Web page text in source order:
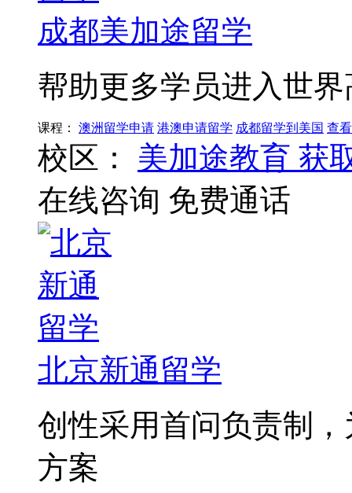
成都美加途留学
帮助更多学员进入世界
课程： 澳洲留学申请 港澳申请留学 成都留学到美国 查
校区： 美加途教育 获
在线咨询 免费通话
北京新通留学
创性采用首问负责制
方案